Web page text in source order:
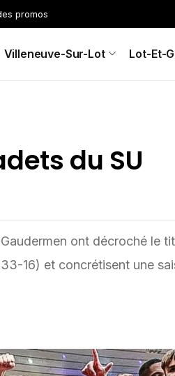
promos
Villeneuve-Sur-Lot Lot-Et-
du SU
ont décroché le
16) et concrétisent une